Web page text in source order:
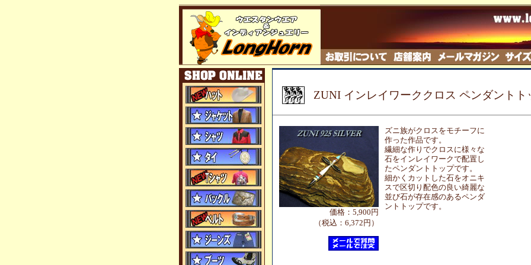
ZUNI インレイワーククロス ペンダントト
価格：5,900円
（税込：6,372円）
ズニ族がクロスをモチーフに
作った作品です。
繊細な作りでクロスに様々な
石をインレイワークで配置し
たペンダントトップです。
細かくカットした石をオニキ
スで区切り配色の良い綺麗な
並び石が存在感のあるペンダ
ントトップです。